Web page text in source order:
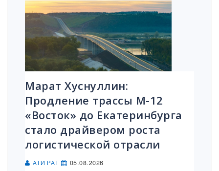
Марат Хуснуллин:
Продление трассы М-12
«Восток» до Екатеринбурга
стало драйвером роста
логистической отрасли
АТИ РАТ 05.08.2026